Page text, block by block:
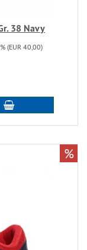
38 Navy
(EUR 40,00)
%